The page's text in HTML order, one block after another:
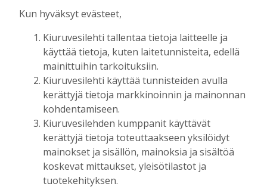
Tilaajille
Toimitus 24.7.2026
Raivaajapatsaan kaskisavut ovat kyteneet
vuosia Antero Ruotsalaisen ajatuksissa
Tilaajille
Toimitus 17.7.2026 08:00
Uusi kanttori: “Musiikki- ja
kuorotoiminta liittyvät seurakuntatyöhön
– julistukseen”
Tilaajille
Toimitus 11.7.2026 12:00
Kun hyväksyt evästeet,
Kiuruvesilehti tallentaa tietoja laitteelle ja
käyttää tietoja, kuten laitetunnisteita, edellä
mainittuihin tarkoituksiin.
Kiuruvesilehti käyttää tunnisteiden avulla
kerättyjä tietoja markkinoinnin ja mainonnan
kohdentamiseen.
Kiuruvesilehden kumppanit käyttävät
kerättyjä tietoja toteuttaakseen yksilöidyt
mainokset ja sisällön, mainoksia ja sisältöä
koskevat mittaukset, yleisötilastot ja
tuotekehityksen.